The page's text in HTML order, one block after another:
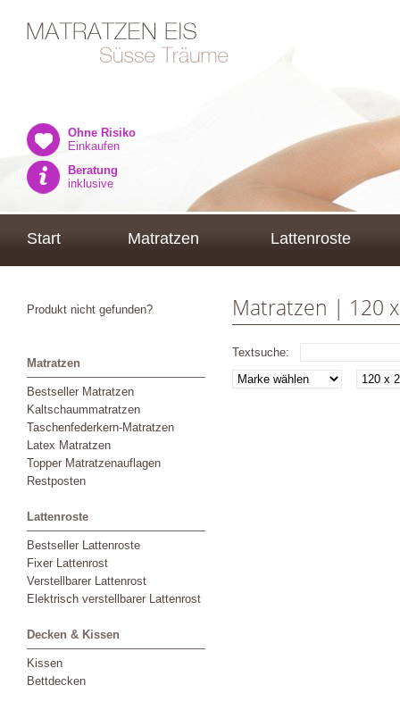
Ohne Risiko
Einkaufen
Beratung
inklusive
Start Matratzen Lattenroste
Produkt nicht gefunden?
Matratzen
Bestseller Matratzen
Kaltschaummatratzen
Taschenfederkern-Matratzen
Latex Matratzen
Topper Matratzenauflagen
Restposten
Lattenroste
Bestseller Lattenroste
Fixer Lattenrost
Verstellbarer Lattenrost
Elektrisch verstellbarer Lattenrost
Decken & Kissen
Kissen
Bettdecken
Matratzen | 120
Textsuche: